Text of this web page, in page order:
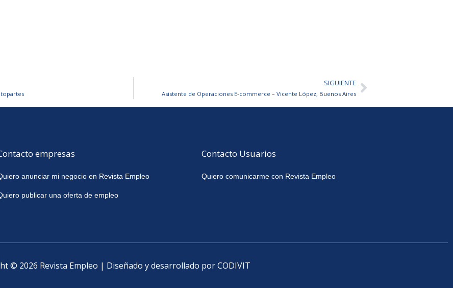
SIGUIENTE
Asistente de Operaciones E-commerce – Vicente López, Buenos AiresSiguiente
empresas
anunciar mi negocio en Revista Empleo
publicar una oferta de empleo
Contacto Usuarios
Quiero comunicarme con Revista Empleo
© 2026 Revista Empleo | Diseñado y desarrollado por CODIVIT